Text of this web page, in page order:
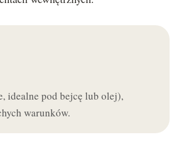
idealne pod bejcę lub olej),
warunków.